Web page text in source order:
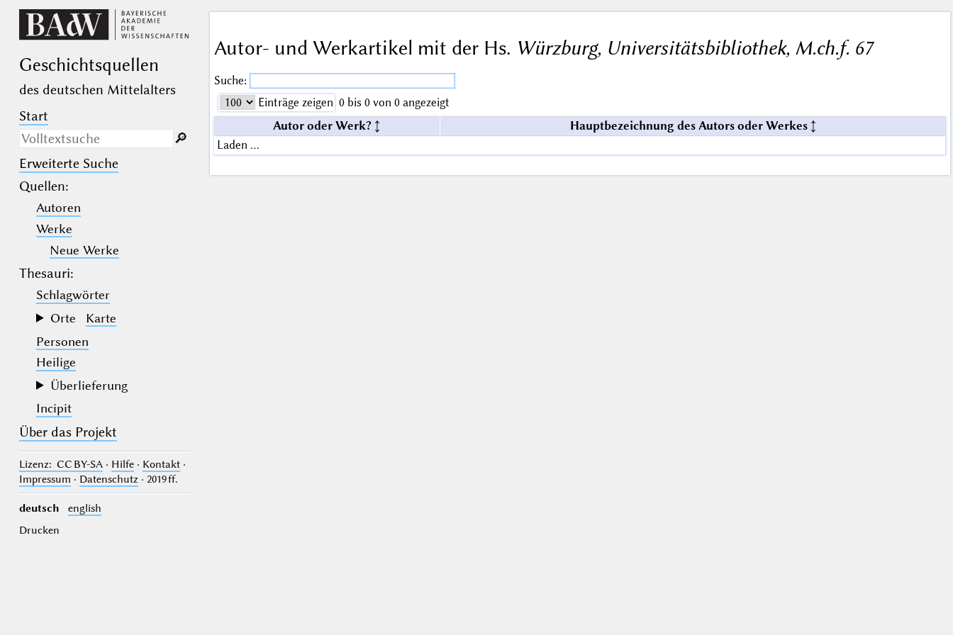
Geschichts­quellen
des deutschen Mittelalters
Start
Nur in Beschreibungs­texten
suchen
(der Unterstrich) ist Platzhalter für
genau ein Zeichen.
(das Prozentzeichen) ist Platzhalter
für kein, ein oder mehr als ein
Zeichen.
🔎︎
Erweiterte Suche
Quellen:
Autoren
Werke
Neue Werke
Thesauri:
Schlagwörter
Orte
Karte
Personen
Heilige
Überlieferung
Incipit
Über das Projekt
Lizenz: CC BY-SA· Hilfe· Kontakt·
Impressum · Datenschutz· 2019 ff.
deutsch
english
Drucken
Autor- und Werkartikel mit der Hs. Würzburg, Universitätsbibliothek, M.ch.f. 67
Suche:
Einträge zeigen 0 bis 0 von 0 angezeigt
Autor oder Werk?
Hauptbezeichnung des Autors oder Werkes
Laden …